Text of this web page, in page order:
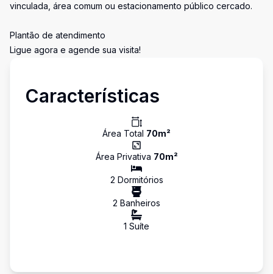
vinculada, área comum ou estacionamento público cercado.
Plantão de atendimento
Ligue agora e agende sua visita!
Características
Área Total 70m²
Área Privativa 70m²
2 Dormitórios
2 Banheiros
1 Suíte